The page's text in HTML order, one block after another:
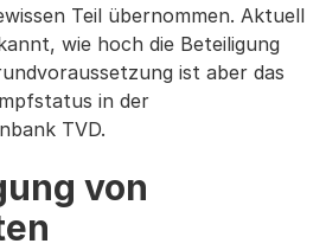
Teil übernommen. Aktuell
wie hoch die Beteiligung
ist aber das
in der
TVD.
von